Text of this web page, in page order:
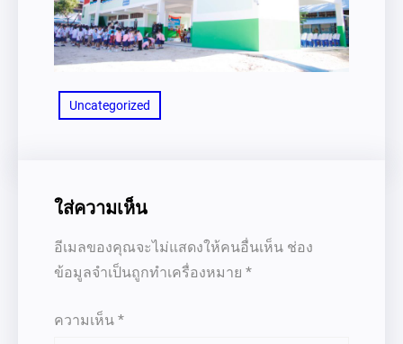
Uncategorized
ใส่ความเห็น
อีเมลของคุณจะไม่แสดงให้คนอื่นเห็น ช่อง
ข้อมูลจำเป็นถูกทำเครื่องหมาย *
ความเห็น *